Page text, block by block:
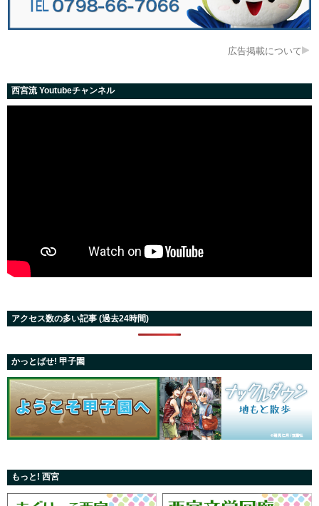
広告掲載について
西宮流 Youtubeチャンネル
アクセス数の多い記事 (過去24時間)
かっとばせ! 甲子園
もっと! 西宮